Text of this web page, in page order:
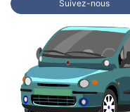
Suivez-nous